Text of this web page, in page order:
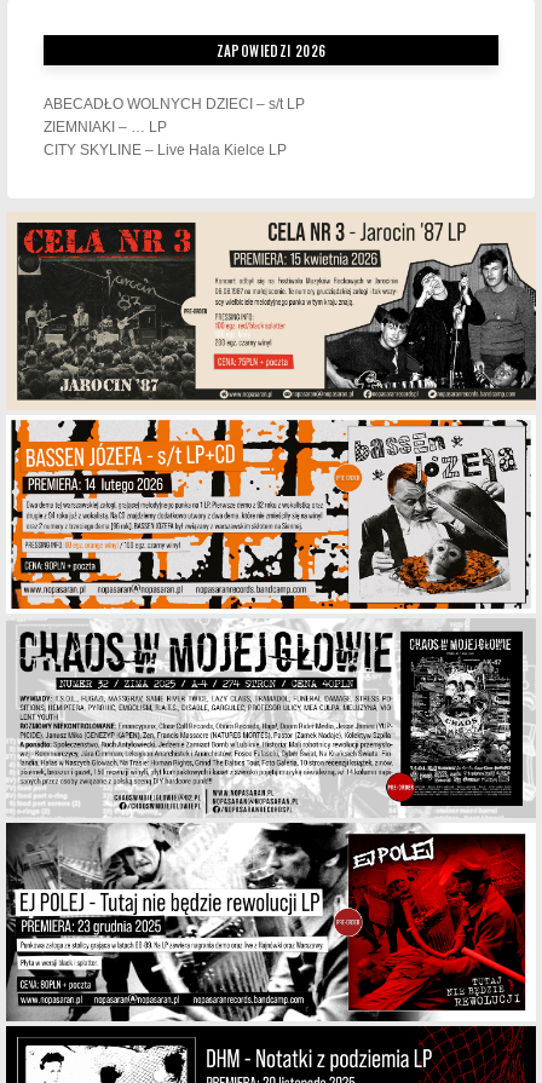
ZAPOWIEDZI 2026
ABECADŁO WOLNYCH DZIECI – s/t LP
ZIEMNIAKI – … LP
CITY SKYLINE – Live Hala Kielce LP